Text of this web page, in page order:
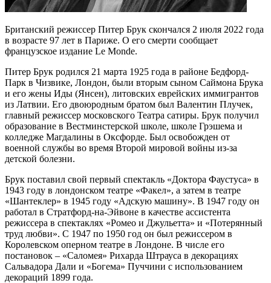
Британский режиссер Питер Брук скончался 2 июля 2022 года
в возрасте 97 лет в Париже. О его смерти сообщает
французское издание Le Monde.
Питер Брук родился 21 марта 1925 года в районе Бедфорд-
Парк в Чизвике, Лондон, были вторым сыном Саймона Брука
и его жены Иды (Янсен), литовских еврейских иммигрантов
из Латвии. Его двоюродным братом был Валентин Плучек,
главный режиссер московского Театра сатиры. Брук получил
образование в Вестминстерской школе, школе Грэшема и
колледже Магдалины в Оксфорде. Был освобожден от
военной службы во время Второй мировой войны из-за
детской болезни.
Брук поставил свой первый спектакль «Доктора Фаустуса» в
1943 году в лондонском театре «Факел», а затем в театре
«Шантеклер» в 1945 году «Адскую машину». В 1947 году он
работал в Стратфорд-на-Эйвоне в качестве ассистента
режиссера в спектаклях «Ромео и Джульетта» и «Потерянный
труд любви». С 1947 по 1950 год он был режиссером в
Королевском оперном театре в Лондоне. В числе его
постановок – «Саломея» Рихарда Штрауса в декорациях
Сальвадора Дали и «Богема» Пуччини с использованием
декораций 1899 года.